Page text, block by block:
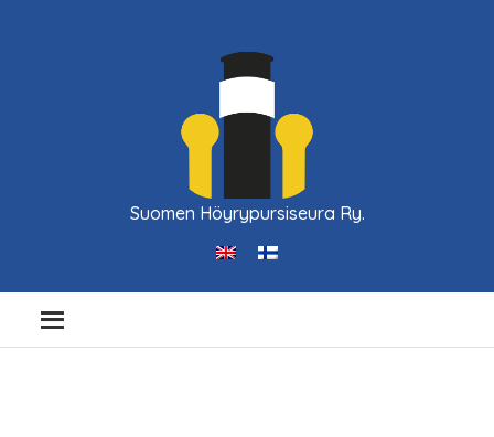
Suomen Höyrypursiseura Ry.